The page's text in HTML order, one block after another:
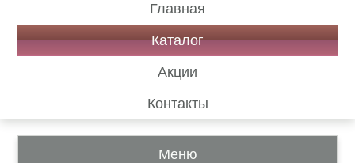
Главная
Каталог
Акции
Контакты
Меню